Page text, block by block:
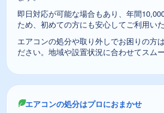
即日対応が可能な場合もあり、年間
ため、初めての方にも安心してご利用いた
エアコンの処分や取り外しでお困りの方
ださい。地域や設置状況に合わせてスム
エアコンの処分はプロにおまかせ